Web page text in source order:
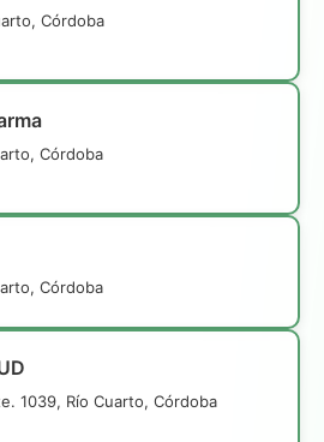
Córdoba
Córdoba
Córdoba
1039, Río Cuarto, Córdoba